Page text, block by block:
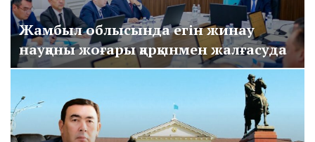
Жамбыл облысында егін жинау
науқаны жоғары қарқынмен жалғасуда